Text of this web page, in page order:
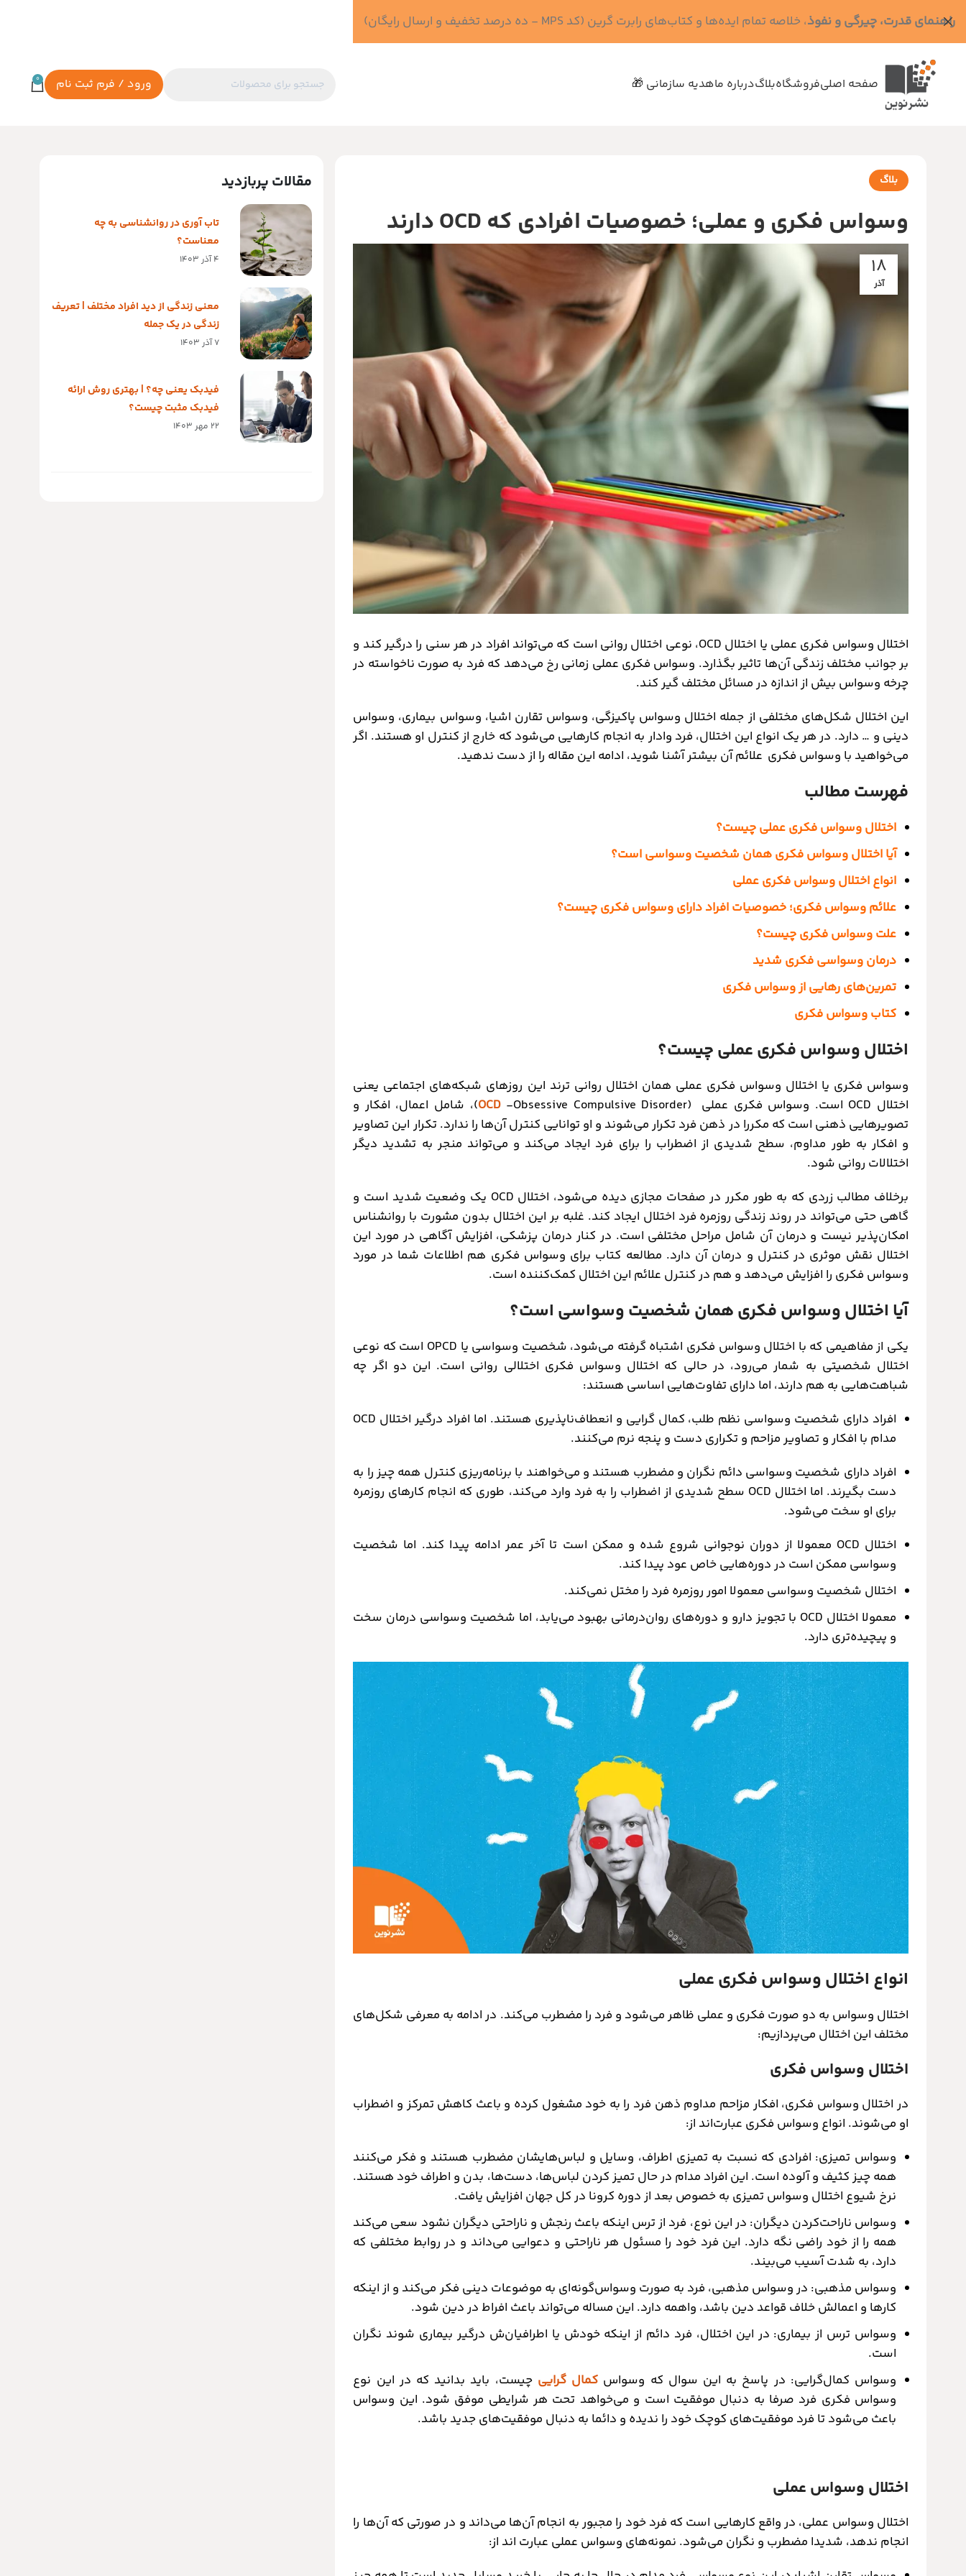
صفحه اصلیفروشگاهبلاگدرباره ماهدیه سازمانی 🎁 ورود / فرم ثبت نام 0
بلاگ
وسواس فکری و عملی؛ خصوصیات افرادی که OCD دارند
18
آذر
اختلال وسواس فکری عملی یا اختلال OCD، نوعی اختلال روانی است که می‌تواند افراد در هر سنی را درگیر کند و
بر جوانب مختلف زندگی آن‌ها تاثیر بگذارد. وسواس فکری عملی زمانی رخ می‌دهد که فرد به صورت ناخواسته در
چرخه‌ وسواس بیش از اندازه در مسائل مختلف گیر کند.
این اختلال شکل‌های مختلفی از جمله اختلال وسواس پاکیزگی، وسواس تقارن اشیا، وسواس بیماری، وسواس
دینی و … دارد. در هر یک انواع این اختلال، فرد وادار به انجام کارهایی می‌شود که خارج از کنترل او هستند. اگر
می‌خواهید با وسواس فکری علائم آن بیشتر آشنا شوید، ادامه این مقاله را از دست ندهید.
فهرست مطالب
اختلال وسواس فکری عملی چیست؟
آیا اختلال وسواس فکری همان شخصیت وسواسی است؟
انواع اختلال وسواس فکری عملی
علائم وسواس فکری؛ خصوصیات افراد دارای وسواس فکری چیست؟
علت وسواس فکری چیست؟
درمان وسواسی فکری شدید
تمرین‌های رهایی از وسواس فکری
کتاب وسواس فکری
اختلال وسواس فکری عملی چیست؟
وسواس فکری یا اختلال وسواس فکری عملی همان اختلال روانی ترند این روزهای شبکه‌های اجتماعی یعنی
اختلال OCD است. وسواس فکری عملی (
OCD-Obsessive Compulsive Disorder)، شامل اعمال، افکار و
تصویرهایی ذهنی است که مکررا در ذهن فرد تکرار می‌شوند و او توانایی کنترل آن‌ها را ندارد. تکرار این تصاویر
و افکار به طور مداوم، سطح شدیدی از اضطراب را برای فرد ایجاد می‌کند و می‌تواند منجر به تشدید دیگر
اختلالات روانی شود.
برخلاف مطالب زردی که به طور مکرر در صفحات مجازی دیده می‌شود، اختلال OCD یک وضعیت شدید است و
گاهی حتی می‌تواند در روند زندگی روزمره فرد اختلال ایجاد کند. غلبه بر این اختلال بدون مشورت با روانشناس
امکان‌پذیر نیست و درمان آن شامل مراحل مختلفی است. در کنار درمان پزشکی، افزایش آگاهی در مورد این
اختلال نقش موثری در کنترل و درمان آن دارد. مطالعه کتاب برای وسواس فکری هم اطلاعات شما در مورد
وسواس فکری را افزایش می‌دهد و هم در کنترل علائم این اختلال کمک‌کننده است.
آیا اختلال وسواس فکری همان شخصیت وسواسی است؟
یکی از مفاهیمی که با اختلال وسواس فکری اشتباه گرفته می‌شود، شخصیت وسواسی یا OPCD است که نوعی
اختلال شخصیتی به شمار می‌رود، در حالی که اختلال وسواس فکری اختلالی روانی است. این دو اگر چه
شباهت‌هایی به هم دارند، اما دارای تفاوت‌هایی اساسی هستند:
افراد دارای شخصیت وسواسی نظم طلب، کمال گرایی و انعطاف‌ناپذیری هستند. اما افراد درگیر اختلال OCD
مدام با افکار و تصاویر مزاحم و تکراری دست و پنجه نرم می‌کنند.
افراد دارای شخصیت وسواسی دائم نگران و مضطرب هستند و می‌خواهند با برنامه‌ریزی کنترل همه چیز را به
دست بگیرند. اما اختلال OCD سطح شدیدی از اضطراب را به فرد وارد می‌کند، طوری که انجام کارهای روزمره
برای او سخت می‌شود.
اختلال OCD معمولا از دوران نوجوانی شروع شده و ممکن است تا آخر عمر ادامه پیدا کند. اما شخصیت
وسواسی ممکن است در دوره‌هایی خاص عود پیدا کند.
اختلال شخصیت وسواسی معمولا امور روزمره فرد را مختل نمی‌کند.
معمولا اختلال OCD با تجویز دارو و دوره‌های روان‌درمانی بهبود می‌یابد، اما شخصیت وسواسی درمان سخت
و پیچیده‌تری دارد.
انواع اختلال وسواس فکری عملی
اختلال وسواس به دو صورت فکری و عملی ظاهر می‌شود و فرد را مضطرب می‌کند. در ادامه به معرفی شکل‌های
مختلف این اختلال می‌پردازیم:
اختلال وسواس فکری
در اختلال وسواس فکری، افکار مزاحم مداوم ذهن فرد را به خود مشغول کرده و باعث کاهش تمرکز و اضطراب
او می‌شوند. انواع وسواس فکری عبارت‌اند از:
وسواس تمیزی: افرادی که نسبت به تمیزی اطراف، وسایل و لباس‌هایشان مضطرب هستند و فکر می‌کنند
همه چیز کثیف و آلوده است. این افراد مدام در حال تمیز کردن لباس‌ها، دست‌ها، بدن و اطراف خود هستند.
نرخ شیوع اختلال وسواس تمیزی به خصوص بعد از دوره کرونا در کل جهان افزایش یافت.
وسواس ناراحت‌کردن دیگران: در این نوع، فرد از ترس اینکه باعث رنجش و ناراحتی دیگران نشود سعی می‌کند
همه را از خود راضی نگه دارد. این فرد خود را مسئول هر ناراحتی و دعوایی می‌داند و در روابط مختلفی که
دارد، به شدت آسیب می‌بیند.
وسواس مذهبی: در وسواس مذهبی، فرد به صورت وسواس‌گونه‌ای به موضوعات دینی فکر می‌کند و از اینکه
کارها و اعمالش خلاف قواعد دین باشد، واهمه دارد. این مساله می‌تواند باعث افراط در دین شود.
وسواس ترس از بیماری: در این اختلال، فرد دائم از اینکه خودش یا اطرافیان‌ش درگیر بیماری شوند نگران
است.
وسواس کمال‌گرایی: در پاسخ به این سوال که وسواس کمال گرایی چیست، باید بدانید که در این نوع
وسواس فکری فرد صرفا به دنبال موفقیت است و می‌خواهد تحت هر شرایطی موفق شود. این وسواس
باعث می‌شود تا فرد موفقیت‌های کوچک خود را ندیده و دائما به دنبال موفقیت‌های جدید باشد.
اختلال وسواس عملی
اختلال وسواس عملی، در واقع کارهایی است که فرد خود را مجبور به انجام آن‌ها می‌داند و در صورتی که آن‌ها را
انجام ندهد، شدیدا مضطرب و نگران می‌شود. نمونه‌های وسواس عملی عبارت اند از:
مقالات پربازدید
تاب آوری در روانشناسی به چه
معناست؟
4 آذر 1403
معنی زندگی از دید افراد مختلف | تعریف
زندگی در یک جمله
7 آذر 1403
فیدبک یعنی چه؟ | بهتری روش ارائه
فیدبک مثبت چیست؟
22 مهر 1403
راهنمای قدرت، چیرگی و نفوذ، خلاصه تمام ایده‌ها و کتاب‌های رابرت گرین (کد MPS - ده درصد تخفیف و ارسال رایگان)